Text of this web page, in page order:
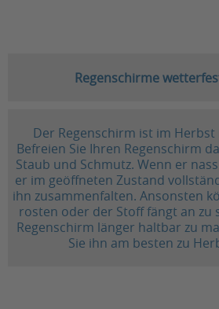
Regenschirme
Der Regenschirm ist im
Befreien Sie Ihren Regenschirm
Staub und Schmutz. Wenn er
er im geöffneten Zustand
ihn zusammenfalten. Ansonsten
rosten oder der Stoff fängt an zu
Regenschirm länger haltbar zu
Sie ihn am besten zu